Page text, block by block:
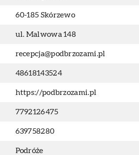
60-185 Skórzewo
ul. Malwowa 148
recepcja@podbrzozami.pl
48618143524
https://podbrzozami.pl
7792126475
639758280
Podróże